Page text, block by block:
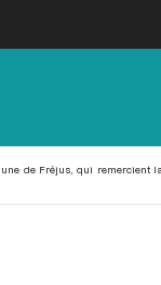
de Fréjus, qui remercient